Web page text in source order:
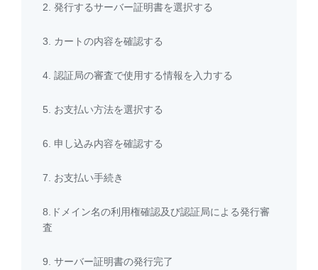
2. 発行するサーバー証明書を選択する
3. カートの内容を確認する
4. 認証局の審査で使用する情報を入力する
5. お支払い方法を選択する
6. 申し込み内容を確認する
7. お支払い手続き
8.ドメイン名の利用権確認及び認証局による発行審
査
9. サーバー証明書の発行完了